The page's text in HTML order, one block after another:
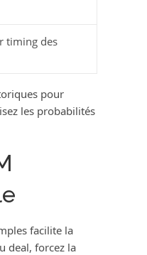
timing des
pour
les probabilités
facilite la
deal, forcez la